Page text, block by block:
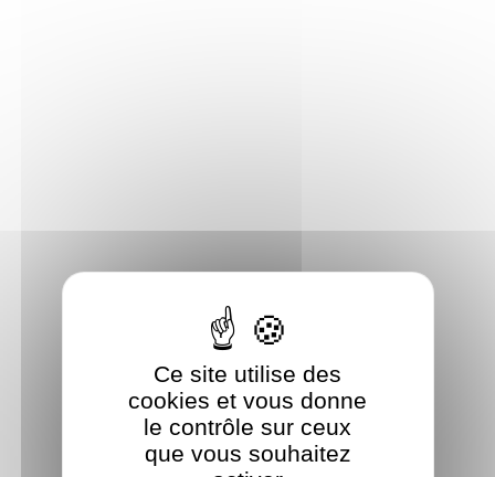
Ce site utilise des
cookies et vous donne
le contrôle sur ceux
que vous souhaitez